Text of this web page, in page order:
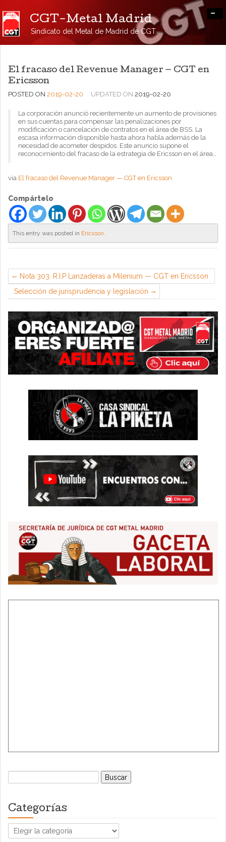
CGT-Metal Madrid
Sindicato del Metal de Madrid de CGT
-
El fracaso del Revenue Manager — CGT en
Ericsson
POSTED ON 2019-02-20 UPDATED ON 2019-02-20
La corporación anunció recientemente un aumento de provisiones
en sus cuentas para compensar las penalizaciones por
modificación o cancelación de contratos en el área de BSS. La
escasa información disponible hasta ahora habla además de la
necesidad de acometer despidos. Este anuncio supone el
reconocimiento del fracaso de la estrategia de Ericsson en el área…
via El fracaso del Revenue Manager — CGT en Ericsson
Compártelo
This entry was posted in Ericsson.
Nota 303. R.I.P Lanzaderas a Milenium — CGT en Ericsson
Selección de jurisprudencia y legislación
Buscar:
Categorías
Categorías